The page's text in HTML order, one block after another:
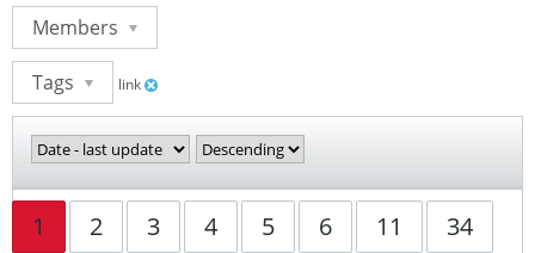
Members
Tags link
1 2 3 4 5 6 11
34